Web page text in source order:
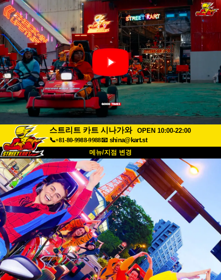
스트리트 카트 시나가와
OPEN 10:00-22:00
📞+81-80-9988-9988📧 shina@kart.st
메뉴/지점 변경
최상단
소개 사양 가격
접근성 고객 리뷰 자주 묻는 질문
회사 정보 예약
지점 변경
도쿄 시나가와 #1 도쿄 아키하바라#1
도쿄 아키하바라#2 도쿄 시부야